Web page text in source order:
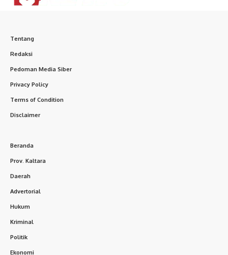
Tentang
Redaksi
Pedoman Media Siber
Privacy Policy
Terms of Condition
Disclaimer
Beranda
Prov. Kaltara
Daerah
Advertorial
Hukum
Kriminal
Politik
Ekonomi